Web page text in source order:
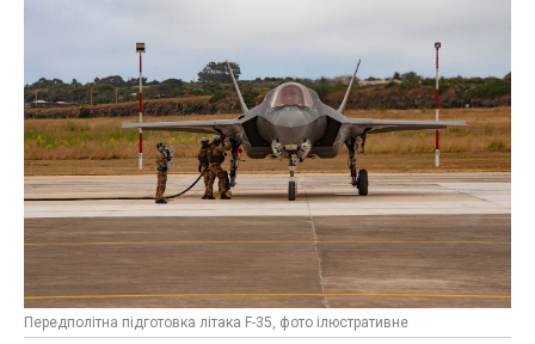
Передполітна підготовка літака F-35, фото ілюстративне